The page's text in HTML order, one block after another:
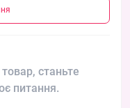
станьте
питання.